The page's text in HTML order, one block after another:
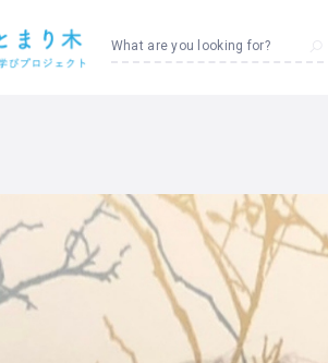
What are you looking for?